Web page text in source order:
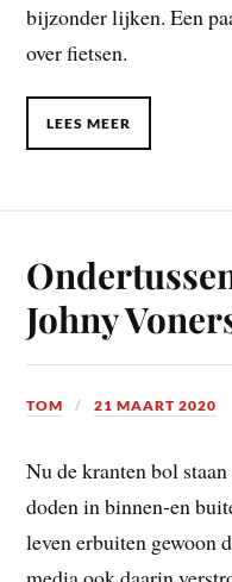
bijzonder lijken. Een
over fietsen.
LEES MEER
Johny
TOM 21 MAART 2020
Nu de kranten bol
doden in binnen-en
leven erbuiten gewoon